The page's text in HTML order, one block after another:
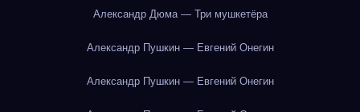
Александр Дюма — Три мушкетёра
Александр Пушкин — Евгений Онегин
Александр Пушкин — Евгений Онегин